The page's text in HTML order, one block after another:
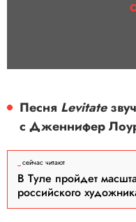
Песня Levitate
с Дженнифер
сейчас читают
В Туле пройдет
российского